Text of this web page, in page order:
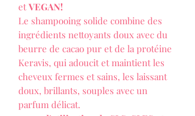
etVEGAN!
Le shampooing solide combine des
ingrédients nettoyants doux avec du
beurre de cacao pur et de la protéine
Keravis, qui adoucit et maintient les
cheveux fermes et sains, les laissant
doux, brillants, souples avec un
parfum délicat.